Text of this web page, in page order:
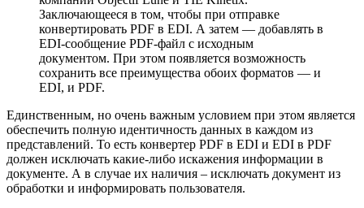
Заключающееся в том, чтобы при отправке
конвертировать PDF в EDI. А затем — добавлять в
EDI-сообщение PDF-файл с исходным
документом. При этом появляется возможность
сохранить все преимущества обоих форматов — и
EDI, и PDF.
Единственным, но очень важным условием при этом является
обеспечить полную идентичность данных в каждом из
представлений. То есть конвертер PDF в EDI и EDI в PDF
должен исключать какие-либо искажения информации в
документе. А в случае их наличия – исключать документ из
обработки и информировать пользователя.